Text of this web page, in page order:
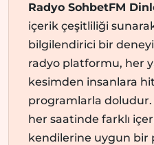
Radyo SohbetFM
içerik çeşitliliği
bilgilendirici bir
radyo platformu, her
kesimden insanlara
programlarla
her saatinde farklı
kendilerine uygun bir